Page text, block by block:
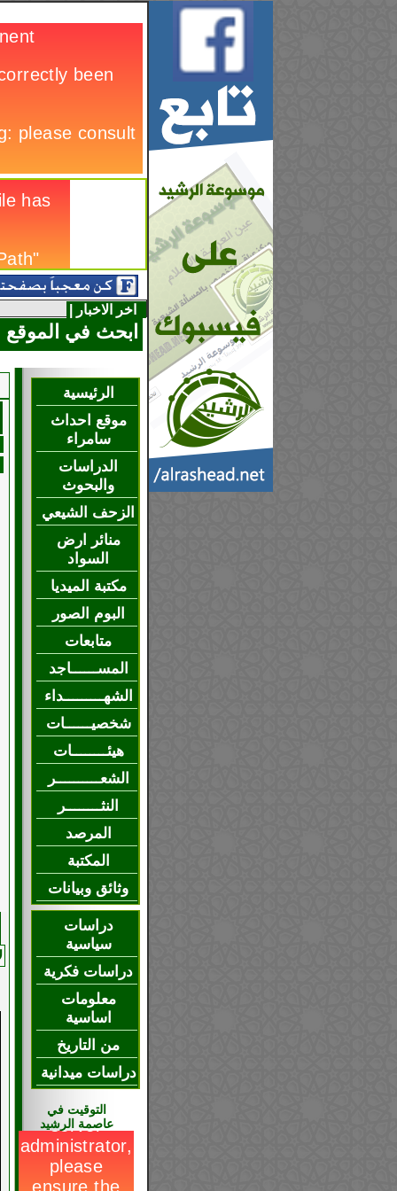
اخر الاخبار |
ابحث في الموقع
الرئيسية
موقع احداث
سامراء
الدراسات
والبحوث
الزحف الشيعي
منائر ارض
السواد
مكتبة الميديا
البوم الصور
متابعات
المســــــاجد
الشهـــــــــداء
شخصيــــــات
هيئــــــــات
الشعــــــــــر
النثــــــــر
المرصد
المكتبة
وثائق وبيانات
دراسات
سياسية
دراسات فكرية
معلومات
اساسية
من التاريخ
دراسات ميدانية
التوقيت في
عاصمة الرشيد